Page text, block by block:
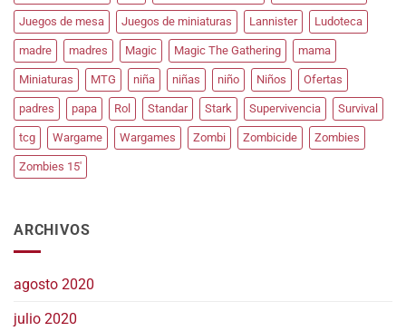
Juegos de mesa Juegos de miniaturas Lannister Ludoteca
madre madres Magic Magic The Gathering mama
Miniaturas MTG niña niñas niño Niños Ofertas
padres papa Rol Standar Stark Supervivencia Survival
tcg Wargame Wargames Zombi Zombicide Zombies
Zombies 15'
ARCHIVOS
agosto 2020
julio 2020